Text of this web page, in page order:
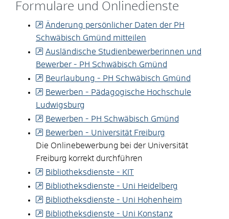
Formulare und Onlinedienste
Änderung persönlicher Daten der PH
Schwäbisch Gmünd mitteilen
Ausländische Studienbewerberinnen und
Bewerber - PH Schwäbisch Gmünd
Beurlaubung - PH Schwäbisch Gmünd
Bewerben - Pädagogische Hochschule
Ludwigsburg
Bewerben - PH Schwäbisch Gmünd
Bewerben - Universität Freiburg
Die Onlinebewerbung bei der Universität
Freiburg korrekt durchführen
Bibliotheksdienste - KIT
Bibliotheksdienste - Uni Heidelberg
Bibliotheksdienste - Uni Hohenheim
Bibliotheksdienste - Uni Konstanz